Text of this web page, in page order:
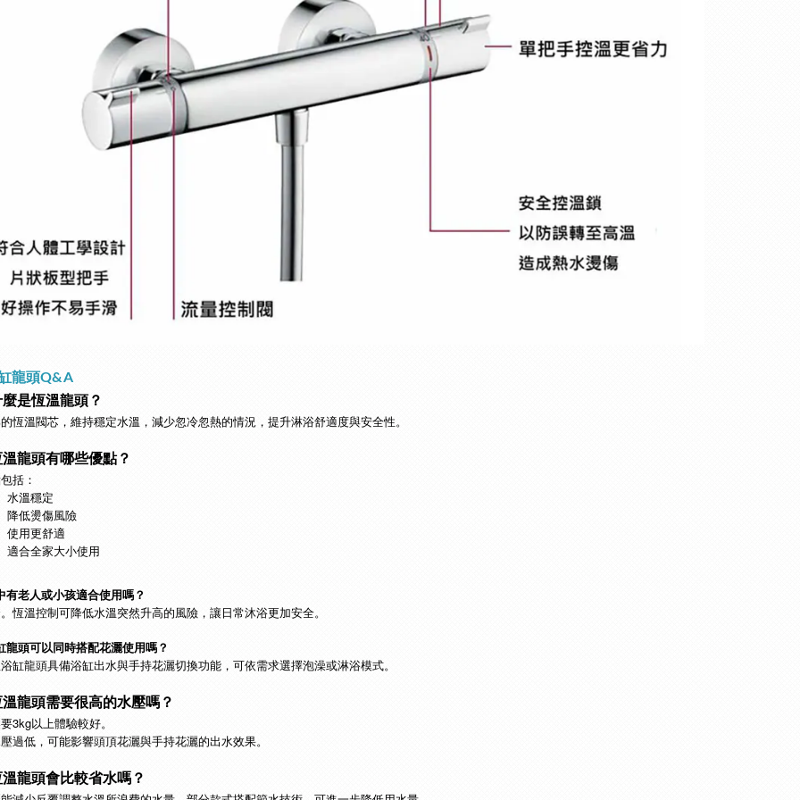
龍頭Q&A
是恆溫龍頭？
恆溫閥芯，維持穩定水溫，減少忽冷忽熱的情況，提升淋浴舒適度與安全性。
龍頭有哪些優點？
括：
水溫穩定
降低燙傷風險
使用更舒適
適合全家大小使用
有老人或小孩適合使用嗎？
恆溫控制可降低水溫突然升高的風險，讓日常沐浴更加安全。
龍頭可以同時搭配花灑使用嗎？
缸龍頭具備浴缸出水與手持花灑切換功能，可依需求選擇泡澡或淋浴模式。
龍頭需要很高的水壓嗎？
3kg以上體驗較好。
過低，可能影響頭頂花灑與手持花灑的出水效果。
龍頭會比較省水嗎？